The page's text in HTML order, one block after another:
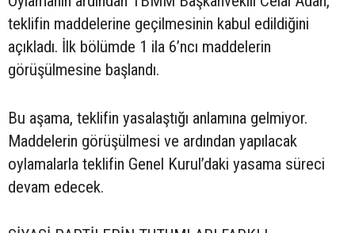
teklifin maddelerine geçilmesinin kabul edildiğini
açıkladı. İlk bölümde 1 ila 6’ncı maddelerin
görüşülmesine başlandı.
Bu aşama, teklifin yasalaştığı anlamına gelmiyor.
Maddelerin görüşülmesi ve ardından yapılacak
oylamalarla teklifin Genel Kurul’daki yasama süreci
devam edecek.